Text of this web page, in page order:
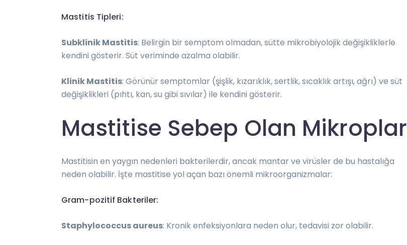
Mastitis Tipleri:
Subklinik Mastitis: Belirgin bir semptom olmadan, sütte mikrobiyolojik değişikliklerle
kendini gösterir. Süt veriminde azalma olabilir.
Klinik Mastitis: Görünür semptomlar (şişlik, kızarıklık, sertlik, sıcaklık artışı, ağrı) ve süt
değişiklikleri (pıhtı, kan, su gibi sıvılar) ile kendini gösterir.
Mastitise Sebep Olan Mikroplar
Mastitisin en yaygın nedenleri bakterilerdir, ancak mantar ve virüsler de bu hastalığa
neden olabilir. İşte mastitise yol açan bazı önemli mikroorganizmalar:
Gram-pozitif Bakteriler:
Staphylococcus aureus: Kronik enfeksiyonlara neden olur, tedavisi zor olabilir.